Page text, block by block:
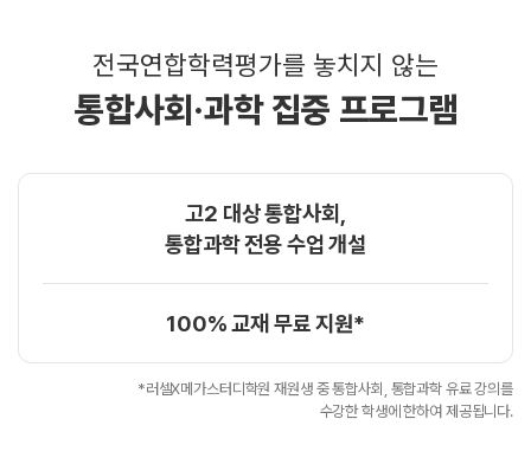
전국연합학력평가를 놓치지 않는
통합사회·과학 집중 프로그램
고2 대상 통합사회,
통합과학 전용 수업 개설
100% 교재 무료 지원*
*러셀X메가스터디학원 재원생 중 통합사회, 통합과학 유료 강의를
수강한 학생에 한하여 제공됩니다.